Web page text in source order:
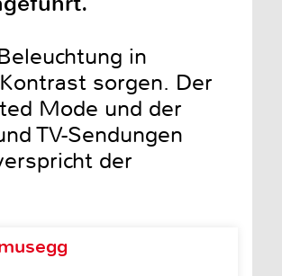
in
sorgen. Der
Mode und der
TV-Sendungen
der